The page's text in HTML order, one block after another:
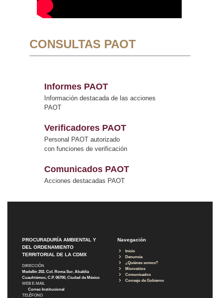
CONSULTAS PAOT
Informes PAOT
Información destacada de las acciones
PAOT
Verificadores PAOT
Personal PAOT autorizado
con funciones de verificación
Comunicados PAOT
Acciones destacadas PAOT
PROCURADURÍA AMBIENTAL Y
DEL ORDENAMIENTO
TERRITORIAL DE LA CDMX
DIRECCIÓN
Medellín 202, Col. Roma Sur, Alcaldía
Cuauhtémoc, C.P. 06700, Ciudad de México
WEB E-MAIL
Correo Institucional
TELÉFONO
Navegación
Inicio
Denuncia
¿Quiénes somos?
Micrositios
Comunicados
Consejo de Gobierno